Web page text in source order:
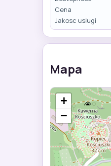
Cena
Jakosc uslugi
Mapa
+
−